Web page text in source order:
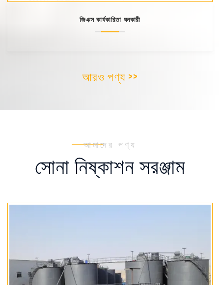
জিএক্স কার্যকারিতা ঘনকারী
আরও পণ্য >>
আমাদের পণ্য
সোনা নিষ্কাশন সরঞ্জাম